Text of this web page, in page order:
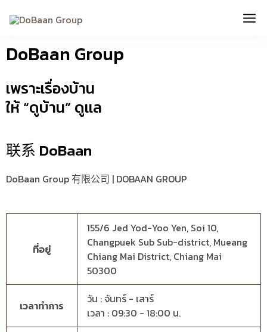
容DoBaan Group
เพราะเรื่องบ้าน
ให้ “ดูบ้าน” ดูเเล
联系 DoBaan
DoBaan Group 有限公司 | DOBAAN GROUP
ที่อยู่
155/6 Jed Yod-Yoo Yen, Soi 10,
Changpuek Sub Sub-district, Mueang
Chiang Mai District, Chiang Mai
50300
เวลาทำการ
วัน : จันทร์ - เสาร์
เวลา : 09:30 - 18:00 น.